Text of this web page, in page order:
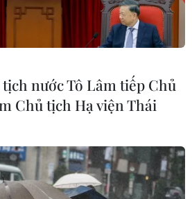
TẤN XÃ VIỆT NAM
DUẨN
nước Tô Lâm tiếp Chủ
Chủ tịch Hạ viện Thái